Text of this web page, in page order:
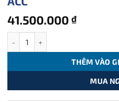
41.500.000 ₫
THÊM VÀO
MUA